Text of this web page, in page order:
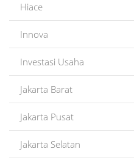
Hiace
Innova
Investasi Usaha
Jakarta Barat
Jakarta Pusat
Jakarta Selatan